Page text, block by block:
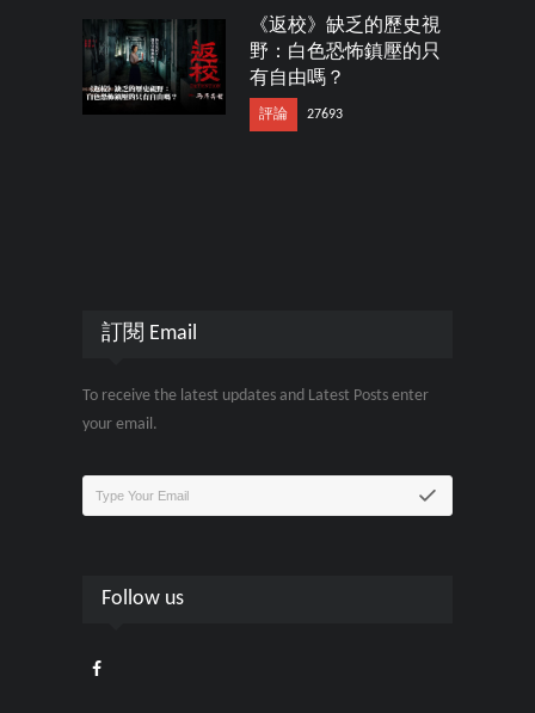
《返校》缺乏的歷史視
野：白色恐怖鎮壓的只
有自由嗎？
評論 27693
訂閱 Email
To receive the latest updates and Latest Posts enter
your email.
Follow us